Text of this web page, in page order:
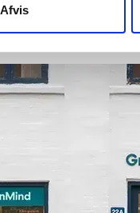
Afvis